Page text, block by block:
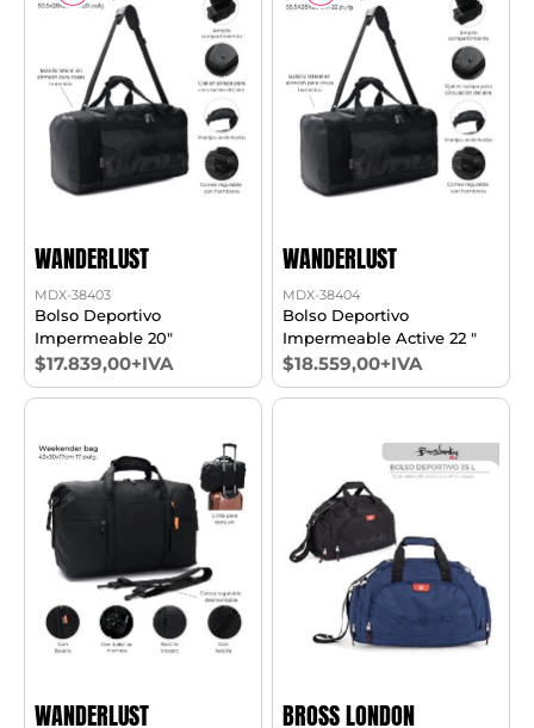
WANDERLUST
MDX-38403
Bolso Deportivo
Impermeable 20"
$17.839,00+IVA
WANDERLUST
MDX-38404
Bolso Deportivo
Impermeable Active 22 "
$18.559,00+IVA
WANDERLUST BROSS LONDON